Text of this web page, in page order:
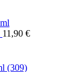
11,90 €